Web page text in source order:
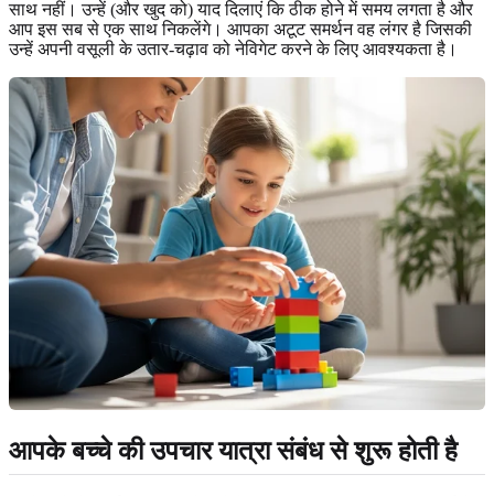
साथ नहीं। उन्हें (और खुद को) याद दिलाएं कि ठीक होने में समय लगता है और
आप इस सब से एक साथ निकलेंगे। आपका अटूट समर्थन वह लंगर है जिसकी
उन्हें अपनी वसूली के उतार-चढ़ाव को नेविगेट करने के लिए आवश्यकता है।
आपके बच्चे की उपचार यात्रा संबंध से शुरू होती है